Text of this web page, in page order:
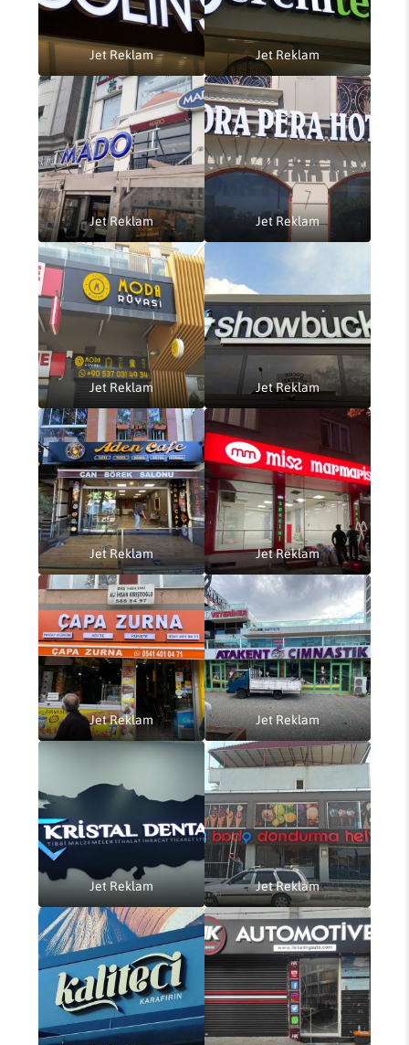
Jet Reklam Jet Reklam
Jet Reklam Jet Reklam
Jet Reklam Jet Reklam
Jet Reklam Jet Reklam
Jet Reklam Jet Reklam
Jet Reklam Jet Reklam